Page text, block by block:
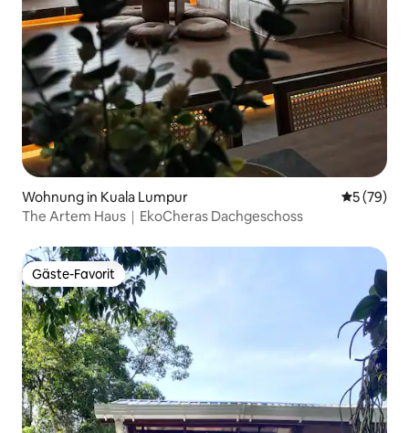
Wohnung in Kuala Lumpur
5 (79)
The Artem Haus｜EkoCheras Dachgeschoss
Gäste-Favorit
Gäste-Favorit